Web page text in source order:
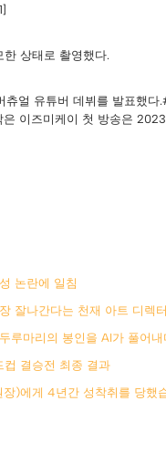
한 상태로 촬영했다.
츄얼 유튜버 데뷔를 발표했다
이즈미케이 첫 방송은 2023
논란에 일침
잘나간다는 천재 아트 디렉
루마리의 봉인을 AI가 풀어내
결승전 최종 결과
장)에게 4년간 성착취를 당했